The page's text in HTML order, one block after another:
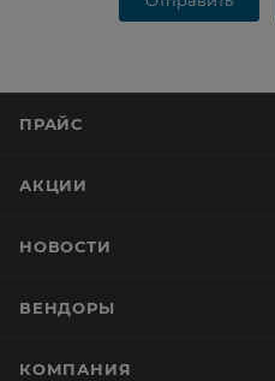
ПРАЙС
АКЦИИ
НОВОСТИ
ВЕНДОРЫ
КОМПАНИЯ